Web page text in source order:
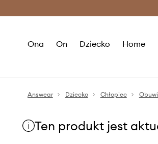
Ona On Dziecko Home
Answear Dziecko Chłopiec
Ten produkt jest